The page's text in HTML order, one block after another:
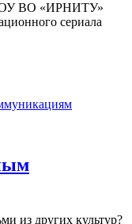
ВО «ИРНИТУ»
сериала
из других культур?